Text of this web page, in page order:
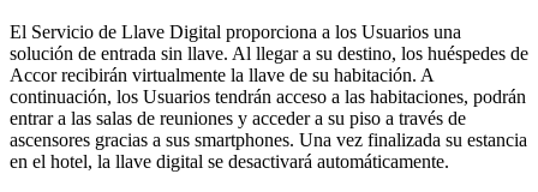
El Servicio de Llave Digital proporciona a los Usuarios una
solución de entrada sin llave. Al llegar a su destino, los huéspedes de
Accor recibirán virtualmente la llave de su habitación. A
continuación, los Usuarios tendrán acceso a las habitaciones, podrán
entrar a las salas de reuniones y acceder a su piso a través de
ascensores gracias a sus smartphones. Una vez finalizada su estancia
en el hotel, la llave digital se desactivará automáticamente.